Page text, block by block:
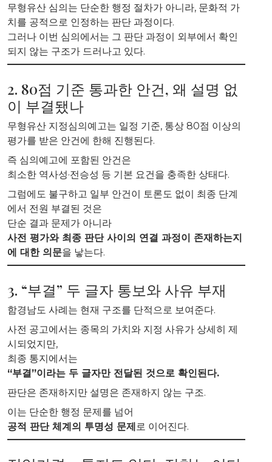
무형유산 심의는 단순한 행정 절차가 아니라, 문화적 가
치를 공적으로 인정하는 판단 과정이다.
그러나 이번 심의에서는 그 판단 과정이 외부에서 확인
되지 않는 구조가 드러나고 있다.
2. 80점 기준 통과한 안건, 왜 설명 없
이 부결됐나
무형유산 지정심의예고는 일정 기준, 통상 80점 이상의
평가를 받은 안건에 한해 진행된다.
즉 심의예고에 포함된 안건은
최소한 역사성·전승성 등 기본 요건을 충족한 상태다.
그럼에도 불구하고 일부 안건이 토론도 없이 최종 단계
에서 전원 부결된 것은
단순 결과 문제가 아니라
사전 평가와 최종 판단 사이의 연결 과정이 존재하는지
에 대한 의문을 낳는다.
3. “부결” 두 글자 통보와 사유 부재
함경남도 사례는 현재 구조를 단적으로 보여준다.
사전 공고에서는 종목의 가치와 지정 사유가 상세히 제
시되었지만,
최종 통지에서는
“부결”이라는 두 글자만 전달된 것으로 확인된다.
판단은 존재하지만 설명은 존재하지 않는 구조.
이는 단순한 행정 문제를 넘어
공적 판단 체계의 투명성 문제로 이어진다.